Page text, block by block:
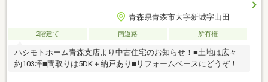
青森県青森市大字新城字山田
2階建て 南道路 所有権
ハシモトホーム青森支店より中古住宅のお知らせ！■土地は広々
約103坪■間取りは5DK＋納戸あり■リフォームベースにどうぞ！